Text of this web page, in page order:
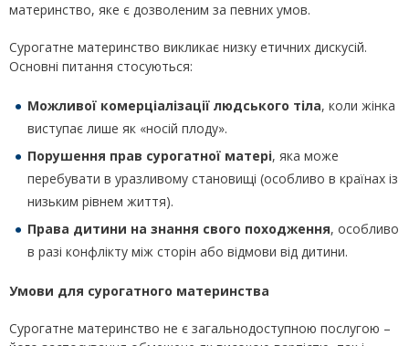
материнство, яке є дозволеним за певних умов.
Сурогатне материнство викликає низку етичних дискусій.
Основні питання стосуються:
Можливої комерціалізації людського тіла, коли жінка
виступає лише як «носій плоду».
Порушення прав сурогатної матері, яка може
перебувати в уразливому становищі (особливо в країнах із
низьким рівнем життя).
Права дитини на знання свого походження, особливо
в разі конфлікту між сторін або відмови від дитини.
Умови для сурогатного материнства
Сурогатне материнство не є загальнодоступною послугою –